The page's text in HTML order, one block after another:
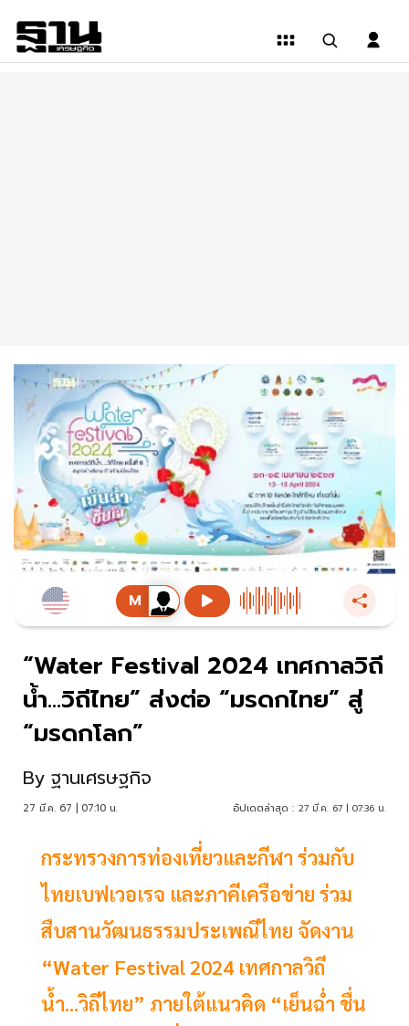
“Water Festival 2024 เทศกาลวิถี
น้ำ…วิถีไทย” ส่งต่อ “มรดกไทย” สู่
“มรดกโลก”
By ฐานเศรษฐกิจ
27 มี.ค. 67 | 07:10 น. อัปเดตล่าสุด : 27 มี.ค. 67 | 07:36 น.
กระทรวงการท่องเที่ยวและกีฬา ร่วมกับ
ไทยเบฟเวอเรจ และภาคีเครือข่าย ร่วม
สืบสานวัฒนธรรมประเพณีไทย จัดงาน
“Water Festival 2024 เทศกาลวิถี
น้ำ...วิถีไทย” ภายใต้แนวคิด “เย็นฉ่ำ ชื่น